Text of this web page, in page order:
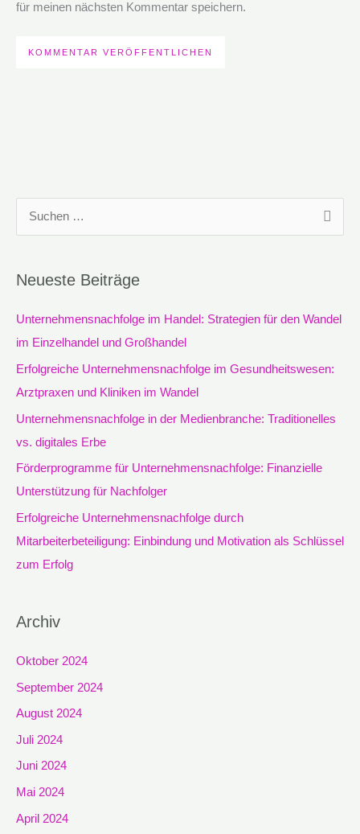
für meinen nächsten Kommentar speichern.
h
e
n
Neueste Beiträge
Unternehmensnachfolge im Handel: Strategien für den Wandel
im Einzelhandel und Großhandel
Erfolgreiche Unternehmensnachfolge im Gesundheitswesen:
Arztpraxen und Kliniken im Wandel
Unternehmensnachfolge in der Medienbranche: Traditionelles
vs. digitales Erbe
Förderprogramme für Unternehmensnachfolge: Finanzielle
Unterstützung für Nachfolger
Erfolgreiche Unternehmensnachfolge durch
Mitarbeiterbeteiligung: Einbindung und Motivation als Schlüssel
zum Erfolg
Archiv
Oktober 2024
September 2024
August 2024
Juli 2024
Juni 2024
Mai 2024
April 2024